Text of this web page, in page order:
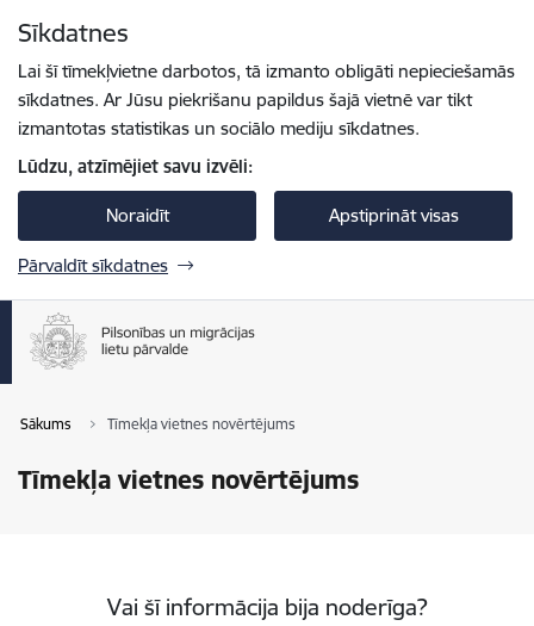
Sīkdatnes
Lai šī tīmekļvietne darbotos, tā izmanto obligāti nepieciešamās
sīkdatnes. Ar Jūsu piekrišanu papildus šajā vietnē var tikt
izmantotas statistikas un sociālo mediju sīkdatnes.
Lūdzu, atzīmējiet savu izvēli:
Noraidīt Apstiprināt visas
Pārvaldīt sīkdatnes
Sākums Tīmekļa vietnes novērtējums
Tīmekļa vietnes novērtējums
Vai šī informācija bija noderīga?